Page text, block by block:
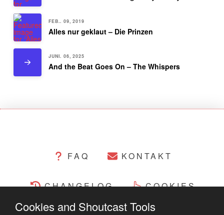
FEB.. 09, 2019
Alles nur geklaut – Die Prinzen
JUNI. 06, 2025
And the Beat Goes On – The Whispers
FAQ KONTAKT
CHANGELOG COOKIES
Cookies and Shoutcast Tools